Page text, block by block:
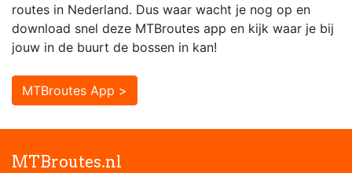
routes in Nederland. Dus waar wacht je nog op en
download snel deze MTBroutes app en kijk waar je bij
jouw in de buurt de bossen in kan!
MTBroutes App >
MTBroutes.nl